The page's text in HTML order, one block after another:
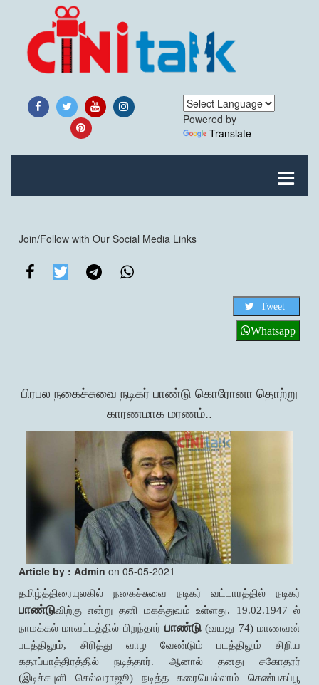
Powered by
Translate
Join/Follow with Our Social Media Links
Tweet
Whatsapp
பிரபல நகைச்சுவை நடிகர் பாண்டு கொரோனா தொற்று
காரணமாக மரணம்..
Article by : Admin on 05-05-2021
தமிழ்த்திரையுலகில் நகைச்சுவை நடிகர் வட்டாரத்தில் நடிகர்
பாண்டுவிற்கு என்று தனி மகத்துவம் உள்ளது. 19.02.1947 ல்
நாமக்கல் மாவட்டத்தில் பிறந்தார் பாண்டு (வயது 74) மாணவன்
படத்திலும், சிரித்து வாழ வேண்டும் படத்திலும் சிறிய
கதாப்பாத்திரத்தில் நடித்தார். ஆனால் தனது சகோதரர்
(இடிச்சபுளி செல்வராஜூ) நடித்த கரையெல்லாம் செண்பகப்பூ